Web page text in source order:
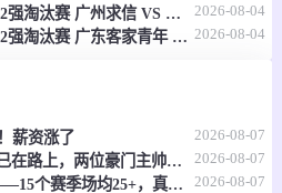
08-07 22:00 即将开始
08月03日 佛山西甲足球联赛32强淘汰赛 广州求信 VS 顺德新青年 全场录像 2026-08-04
08月03日 佛山西甲足球联赛32强淘汰赛 广东客家青年 VS 广州英华思力U17 全场录像 2026-08-04
薪资涨了 2026-08-07
赵松源1分钟传射！欧洲下家已在路上，两位豪门主帅抢着夸 2026-08-07
杜兰特这效率，真是没谁了——15个赛季场均25+，真实命中率还飙到60% 2026-08-07